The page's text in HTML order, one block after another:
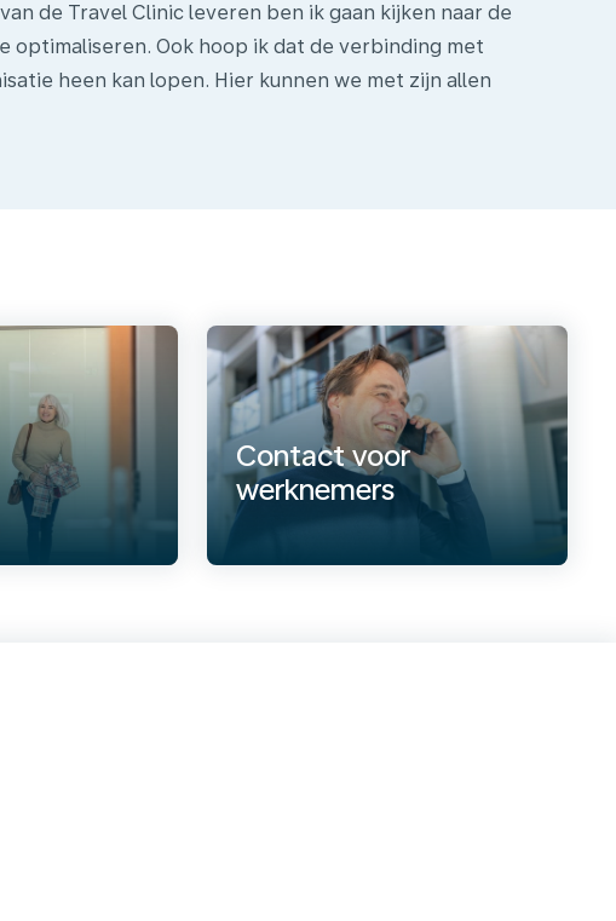
de Travel Clinic leveren ben ik gaan kijken naar de
optimaliseren. Ook hoop ik dat de verbinding met
heen kan lopen. Hier kunnen we met zijn allen
Contact voor
werknemers